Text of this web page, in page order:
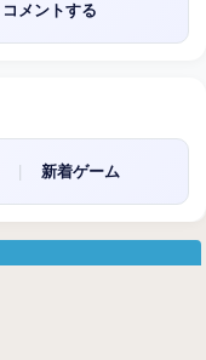
コメントする
新着ゲーム